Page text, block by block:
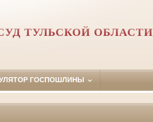
ТУЛЬСКОЙ ОБЛАСТИ
ГОСПОШЛИНЫ